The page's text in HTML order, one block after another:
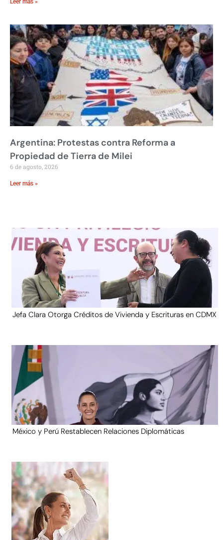
Leer más »
Argentina: Protestas contra Reforma a
Propiedad de Tierra de Milei
6 de agosto, 2026
Leer más »
Jefa Clara Otorga Créditos de Vivienda y Escrituras en CDMX
México y Perú Restablecen Relaciones Diplomáticas